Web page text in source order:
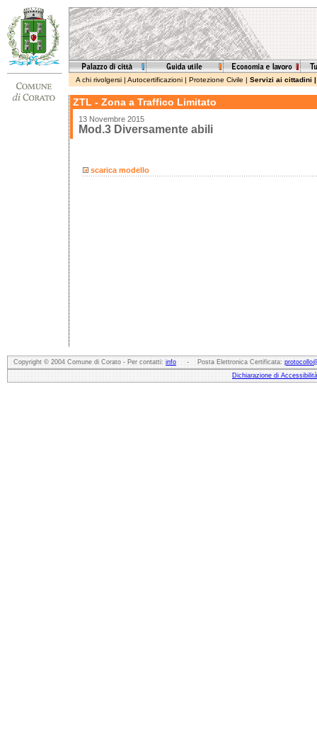
A chi rivolgersi | Autocertificazioni | Protezione Civile | Servizi ai cittadini
ZTL - Zona a Traffico Limitato
13 Novembre 2015
Mod.3 Diversamente abili
scarica modello
Copyright © 2004 Comune di Corato - Per contatti:info- Posta Elettronica Certificata:
Dichiarazione di Accessibilità